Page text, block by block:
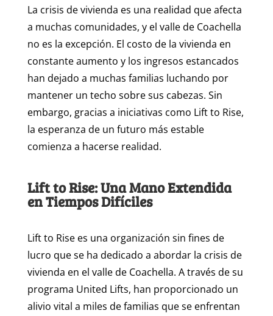
La crisis de vivienda es una realidad que afecta
a muchas comunidades, y el valle de Coachella
no es la excepción. El costo de la vivienda en
constante aumento y los ingresos estancados
han dejado a muchas familias luchando por
mantener un techo sobre sus cabezas. Sin
embargo, gracias a iniciativas como Lift to Rise,
la esperanza de un futuro más estable
comienza a hacerse realidad.
Lift to Rise: Una Mano Extendida
en Tiempos Difíciles
Lift to Rise es una organización sin fines de
lucro que se ha dedicado a abordar la crisis de
vivienda en el valle de Coachella. A través de su
programa United Lifts, han proporcionado un
alivio vital a miles de familias que se enfrentan